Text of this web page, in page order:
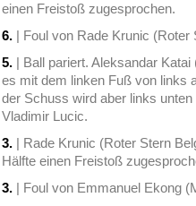
einen Freistoß zugesprochen.
6. | Foul von Rade Krunic (Roter
5. | Ball pariert. Aleksandar
es mit dem linken Fuß von links
der Schuss wird aber links
Vladimir Lucic.
3. | Rade Krunic (Roter Stern
Hälfte einen Freistoß
3. | Foul von Emmanuel Ekong